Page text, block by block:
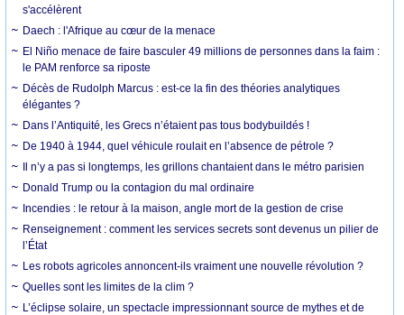
s'accélèrent
Daech : l'Afrique au cœur de la menace
El Niño menace de faire basculer 49 millions de personnes dans la faim :
le PAM renforce sa riposte
Décès de Rudolph Marcus : est-ce la fin des théories analytiques
élégantes ?
Dans l’Antiquité, les Grecs n’étaient pas tous bodybuildés !
De 1940 à 1944, quel véhicule roulait en l’absence de pétrole ?
Il n’y a pas si longtemps, les grillons chantaient dans le métro parisien
Donald Trump ou la contagion du mal ordinaire
Incendies : le retour à la maison, angle mort de la gestion de crise
Renseignement : comment les services secrets sont devenus un pilier de
l’État
Les robots agricoles annoncent-ils vraiment une nouvelle révolution ?
Quelles sont les limites de la clim ?
L’éclipse solaire, un spectacle impressionnant source de mythes et de